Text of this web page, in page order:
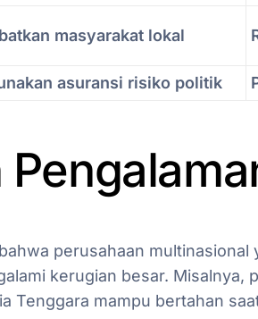
masyarakat lokal
asuransi risiko politik
perusahaan multinasional
kerugian besar. Misalnya,
Tenggara mampu bertahan